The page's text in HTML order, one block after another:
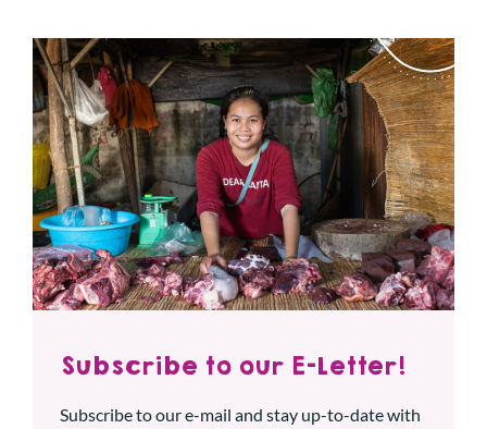
Subscribe to our E-Letter!
Subscribe to our e-mail and stay up-to-date with